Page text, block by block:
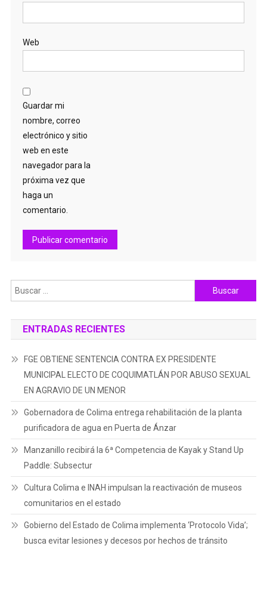
Web
Guardar mi
nombre, correo
electrónico y sitio
web en este
navegador para la
próxima vez que
haga un
comentario.
Buscar:
ENTRADAS RECIENTES
FGE OBTIENE SENTENCIA CONTRA EX PRESIDENTE
MUNICIPAL ELECTO DE COQUIMATLÁN POR ABUSO SEXUAL
EN AGRAVIO DE UN MENOR
Gobernadora de Colima entrega rehabilitación de la planta
purificadora de agua en Puerta de Ánzar
Manzanillo recibirá la 6ª Competencia de Kayak y Stand Up
Paddle: Subsectur
Cultura Colima e INAH impulsan la reactivación de museos
comunitarios en el estado
Gobierno del Estado de Colima implementa ‘Protocolo Vida’;
busca evitar lesiones y decesos por hechos de tránsito